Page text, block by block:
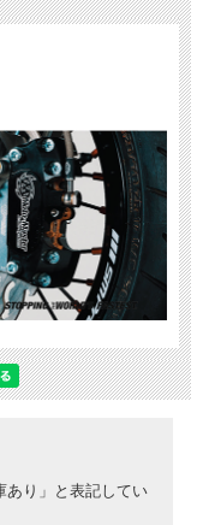
あり」と表記してい